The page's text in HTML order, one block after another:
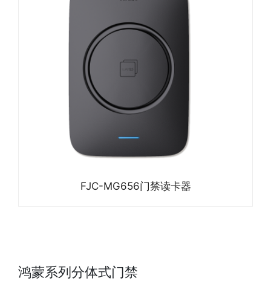
FJC-MG656门禁读卡器
鸿蒙系列分体式门禁